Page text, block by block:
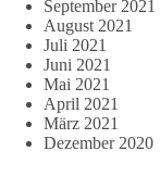
September 2021
August 2021
Juli 2021
Juni 2021
Mai 2021
April 2021
März 2021
Dezember 2020